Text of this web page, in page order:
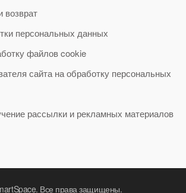
возврат
персональных данных
файлов cookie
сайта на обработку персональных
рассылки и рекламных материалов
Все права защищены.